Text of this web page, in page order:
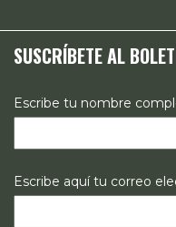
estrategias de
estado de los derechos
SUSCRÍBETE AL
Escribe tu nombre
Escribe aquí tu correo